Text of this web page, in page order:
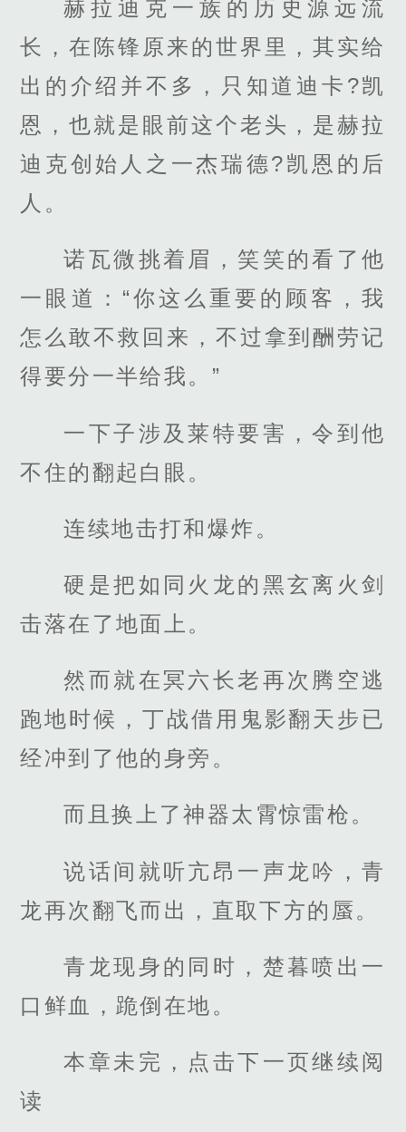
赫拉迪克一族的历史源远流
长，在陈锋原来的世界里，其实给
出的介绍并不多，只知道迪卡?凯
恩，也就是眼前这个老头，是赫拉
迪克创始人之一杰瑞德?凯恩的后
人。
诺瓦微挑着眉，笑笑的看了他
一眼道：“你这么重要的顾客，我
怎么敢不救回来，不过拿到酬劳记
得要分一半给我。”
一下子涉及莱特要害，令到他
不住的翻起白眼。
连续地击打和爆炸。
硬是把如同火龙的黑玄离火剑
击落在了地面上。
然而就在冥六长老再次腾空逃
跑地时候，丁战借用鬼影翻天步已
经冲到了他的身旁。
而且换上了神器太霄惊雷枪。
说话间就听亢昂一声龙吟，青
龙再次翻飞而出，直取下方的蜃。
青龙现身的同时，楚暮喷出一
口鲜血，跪倒在地。
本章未完，点击下一页继续阅
读